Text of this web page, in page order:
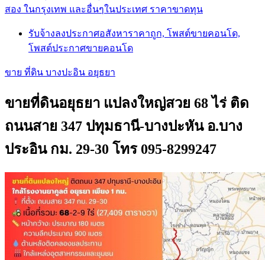
สอง ในกรุงเทพ และอื่นๆในประเทศ ราคาขาดทุน
รับจ้างลงประกาศอสังหาราคาถูก, โพสต์ขายคอนโด,
โพสต์ประกาศขายคอนโด
ขาย ที่ดิน บางปะอิน อยุธยา
ขายที่ดินอยุธยา แปลงใหญ่สวย 68 ไร่ ติด
ถนนสาย 347 ปทุมธานี-บางปะหัน อ.บาง
ประอิน กม. 29-30 โทร 095-8299247